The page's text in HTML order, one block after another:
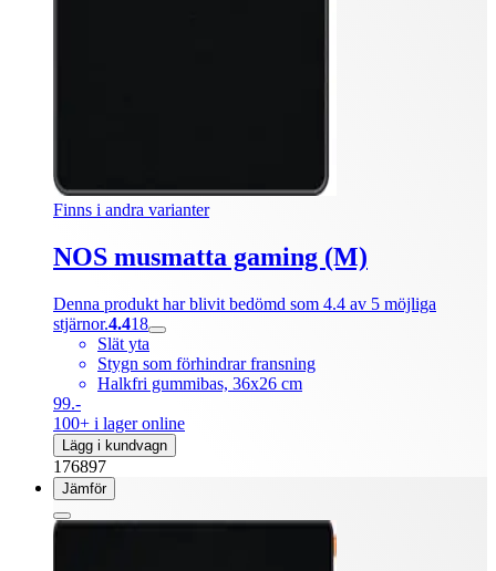
Finns i andra varianter
NOS musmatta gaming (M)
Denna produkt har blivit bedömd som 4.4 av 5 möjliga
stjärnor.4.418
Slät yta
Stygn som förhindrar fransning
Halkfri gummibas, 36x26 cm
99.-
100+ i lager online
Lägg i kundvagn
176897
Jämför